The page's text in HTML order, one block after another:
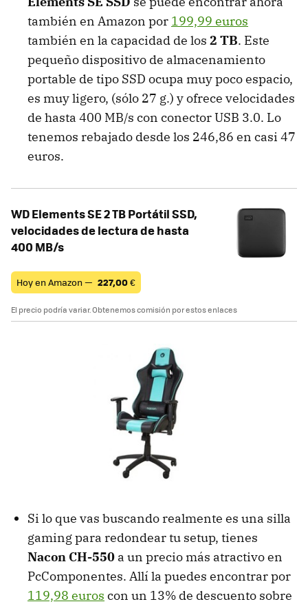
también en Amazon por 199,99 euros
también en la capacidad de los 2 TB. Este
pequeño dispositivo de almacenamiento
portable de tipo SSD ocupa muy poco espacio,
es muy ligero, (sólo 27 g.) y ofrece velocidades
de hasta 400 MB/s con conector USB 3.0. Lo
tenemos rebajado desde los 246,86 en casi 47
euros.
WD Elements SE 2 TB Portátil SSD,
velocidades de lectura de hasta
400 MB/s
Hoy en Amazon — 227,00€
El precio podría variar. Obtenemos comisión por estos enlaces
Si lo que vas buscando realmente es una silla
gaming para redondear tu setup, tienes
Nacon CH-550 a un precio más atractivo en
PcComponentes. Allí la puedes encontrar por
119,98 euros con un 13% de descuento sobre